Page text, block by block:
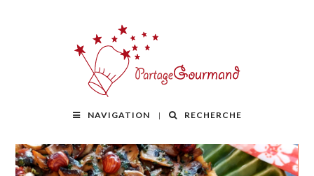
NAVIGATION RECHERCHE